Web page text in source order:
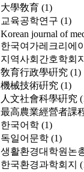
大學敎育 (1)
교육공학연구 (1)
Korean journal of
한국여가레크리에
지역사회간호학회지
敎育行政學硏究 (1)
機械技術硏究 (1)
人文社會科學硏究
最高農業經營者課
한국어학 (1)
독일어문학 (1)
생활환경대학원논
한국환경과학회지